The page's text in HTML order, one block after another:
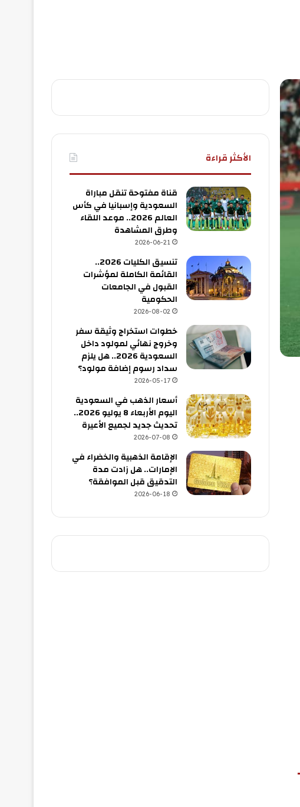
الأكثر قراءة
قناة مفتوحة تنقل مباراة
السعودية وإسبانيا في كأس
العالم 2026.. موعد اللقاء
وطرق المشاهدة
2026-06-21
تنسيق الكليات 2026..
القائمة الكاملة لمؤشرات
القبول في الجامعات
الحكومية
2026-08-02
خطوات استخراج وثيقة سفر
وخروج نهائي لمولود داخل
السعودية 2026.. هل يلزم
سداد رسوم إضافة مولود؟
2026-05-17
أسعار الذهب في السعودية
اليوم الأربعاء 8 يوليو 2026..
تحديث جديد لجميع الأعيرة
2026-07-08
الإقامة الذهبية والخضراء في
الإمارات.. هل زادت مدة
التدقيق قبل الموافقة؟
2026-06-18